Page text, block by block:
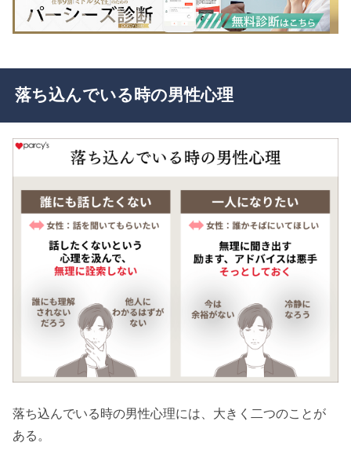
落ち込んでいる時の男性心理
落ち込んでいる時の男性心理には、大きく二つのことが
ある。